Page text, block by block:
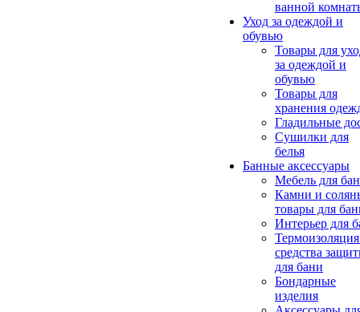
ванной
Уход за одеждой и
обувью
Товары для
за одеждой и
обувью
Товары для
хранения
Гладильные
Сушилки для
белья
Банные аксессуары
Мебель для
Камни и
товары для
Интерьер для
средства
для бани
Бондарные
изделия